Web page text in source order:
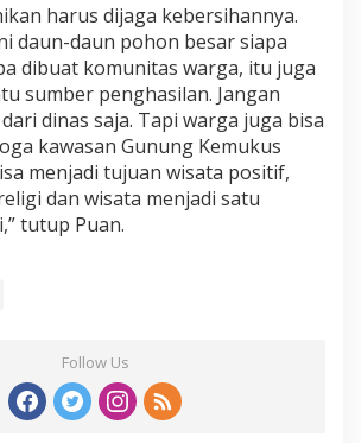
harus dijaga kebersihannya.
daun-daun pohon besar siapa
dibuat komunitas warga, itu juga
sumber penghasilan. Jangan
dinas saja. Tapi warga juga bisa
kawasan Gunung Kemukus
menjadi tujuan wisata positif,
dan wisata menjadi satu
tutup Puan.
Follow Us